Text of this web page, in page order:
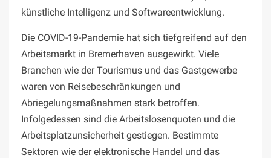
künstliche Intelligenz und Softwareentwicklung.
Die COVID-19-Pandemie hat sich tiefgreifend auf den
Arbeitsmarkt in Bremerhaven ausgewirkt. Viele
Branchen wie der Tourismus und das Gastgewerbe
waren von Reisebeschränkungen und
Abriegelungsmaßnahmen stark betroffen.
Infolgedessen sind die Arbeitslosenquoten und die
Arbeitsplatzunsicherheit gestiegen. Bestimmte
Sektoren wie der elektronische Handel und das